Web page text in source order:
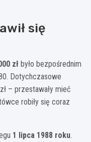
się
zł było bezpośrednim
Dotychczasowe
– przestawały mieć
robiły się coraz
1 lipca 1988 roku.